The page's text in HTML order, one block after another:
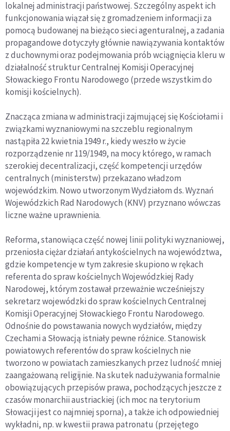
lokalnej administracji państwowej. Szczególny aspekt ich
funkcjonowania wiązał się z gromadzeniem informacji za
pomocą budowanej na bieżąco sieci agenturalnej, a zadania
propagandowe dotyczyły głównie nawiązywania kontaktów
z duchownymi oraz podejmowania prób wciągnięcia kleru w
działalność struktur Centralnej Komisji Operacyjnej
Słowackiego Frontu Narodowego (przede wszystkim do
komisji kościelnych).
Znacząca zmiana w administracji zajmującej się Kościołami i
związkami wyznaniowymi na szczeblu regionalnym
nastąpiła 22 kwietnia 1949 r., kiedy weszło w życie
rozporządzenie nr 119/1949, na mocy którego, w ramach
szerokiej decentralizacji, część kompetencji urzędów
centralnych (ministerstw) przekazano władzom
wojewódzkim. Nowo utworzonym Wydziałom ds. Wyznań
Wojewódzkich Rad Narodowych (KNV) przyznano wówczas
liczne ważne uprawnienia.
Reforma, stanowiąca część nowej linii polityki wyznaniowej,
przeniosła ciężar działań antykościelnych na województwa,
gdzie kompetencje w tym zakresie skupiono w rękach
referenta do spraw kościelnych Wojewódzkiej Rady
Narodowej, którym zostawał przeważnie wcześniejszy
sekretarz wojewódzki do spraw kościelnych Centralnej
Komisji Operacyjnej Słowackiego Frontu Narodowego.
Odnośnie do powstawania nowych wydziałów, między
Czechami a Słowacją istniały pewne różnice. Stanowisk
powiatowych referentów do spraw kościelnych nie
tworzono w powiatach zamieszkanych przez ludność mniej
zaangażowaną religijnie. Na skutek nadużywania formalnie
obowiązujących przepisów prawa, pochodzących jeszcze z
czasów monarchii austriackiej (ich moc na terytorium
Słowacji jest co najmniej sporna), a także ich odpowiedniej
wykładni, np. w kwestii prawa patronatu (przejętego